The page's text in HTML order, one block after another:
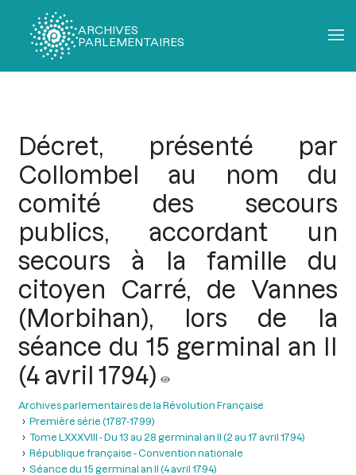
ARCHIVES
PARLEMENTAIRES
Décret, présenté par
Collombel au nom du
comité des secours
publics, accordant un
secours à la famille du
citoyen Carré, de Vannes
(Morbihan), lors de la
séance du 15 germinal an II
(4 avril 1794)
Archives parlementaires de la Révolution Française
Première série (1787-1799)
Tome LXXXVIII - Du 13 au 28 germinal an II (2 au 17 avril 1794)
République française - Convention nationale
Séance du 15 germinal an Il (4 avril 1794)